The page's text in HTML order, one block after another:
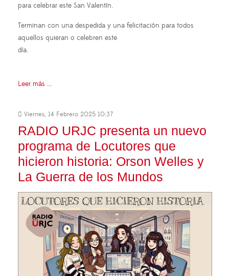
para celebrar este San Valentín.
Terminan con una despedida y una felicitación para todos
aquellos quieran o celebren este
día.
Leer más ...
Viernes, 14 Febrero 2025 10:37
RADIO URJC presenta un nuevo
programa de Locutores que
hicieron historia: Orson Welles y
La Guerra de los Mundos